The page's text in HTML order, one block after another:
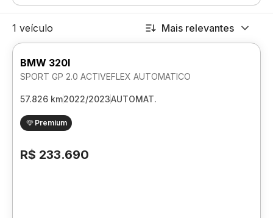
1 veículo Mais relevantes
BMW 320I
SPORT GP 2.0 ACTIVEFLEX AUTOMATICO
57.826 km2022/2023AUTOMAT.
Premium
R$ 233.690